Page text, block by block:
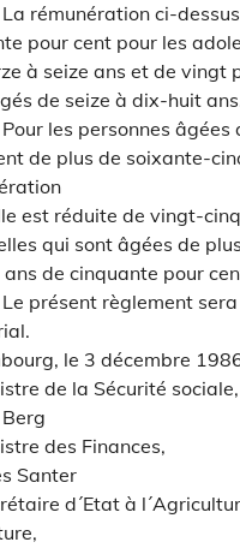
rémunération ci-
pour cent pour les
à seize ans et de vingt
de seize à dix-huit
les personnes âgées
de plus de soixante-
est réduite de vingt-
qui sont âgées de
ans de cinquante pour
présent règlement
le 3 décembre
de la Sécurité sociale,
des Finances,
Santer
d´Etat à